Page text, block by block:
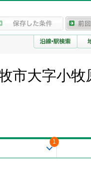
市大字小牧
1